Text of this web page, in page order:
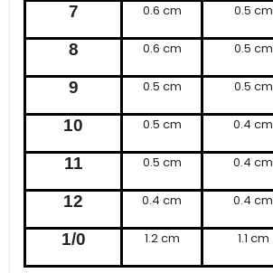
7 0.6 cm 0.5 cm
8 0.6 cm 0.5 cm
9 0.5 cm 0.5 cm
10 0.5 cm 0.4 cm
11 0.5 cm 0.4 cm
12 0.4 cm 0.4 cm
1/0 1.2 cm 1.1 cm